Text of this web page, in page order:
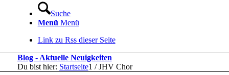
Suche
Menü Menü
Link zu Rss dieser Seite
Blog - Aktuelle Neuigkeiten
Du bist hier: Startseite1 / JHV Chor